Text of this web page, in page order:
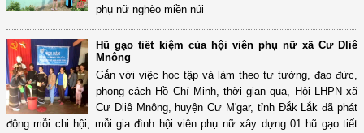
phụ nữ nghèo miền núi
Hũ gạo tiết kiệm của hội viên phụ nữ xã Cư Dliê
Mnông
Gắn với việc học tập và làm theo tư tưởng, đạo đức,
phong cách Hồ Chí Minh, thời gian qua, Hội LHPN xã
Cư Dliê Mnông, huyện Cư M'gar, tỉnh Đắk Lắk đã phát
động mỗi chi hội, mỗi gia đình hội viên phụ nữ xây dựng 01 hũ gạo tiết